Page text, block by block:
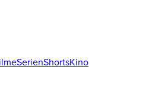
SerienShortsKino